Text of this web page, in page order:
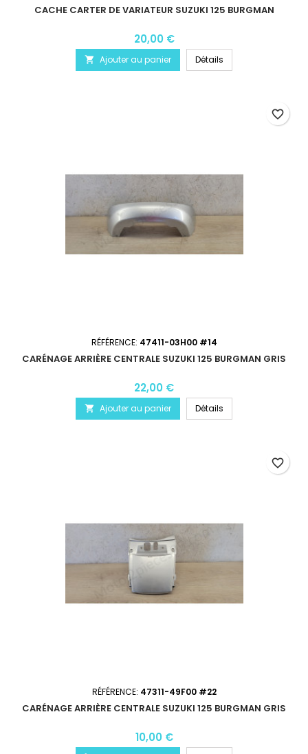
CACHE CARTER DE VARIATEUR SUZUKI 125 BURGMAN
20,00 €
 Ajouter au panier Détails
RÉFÉRENCE: 47411-03H00 #14
CARÉNAGE ARRIÈRE CENTRALE SUZUKI 125 BURGMAN GRIS
22,00 €
 Ajouter au panier Détails
favorite_border
RÉFÉRENCE: 47311-49F00 #22
CARÉNAGE ARRIÈRE CENTRALE SUZUKI 125 BURGMAN GRIS
10,00 €
favorite_border